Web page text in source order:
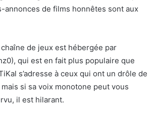
annonces de films honnêtes sont aux
de jeux est hébergée par
qui est en fait plus populaire que
s’adresse à ceux qui ont un drôle de
mais si sa voix monotone peut vous
il est hilarant.